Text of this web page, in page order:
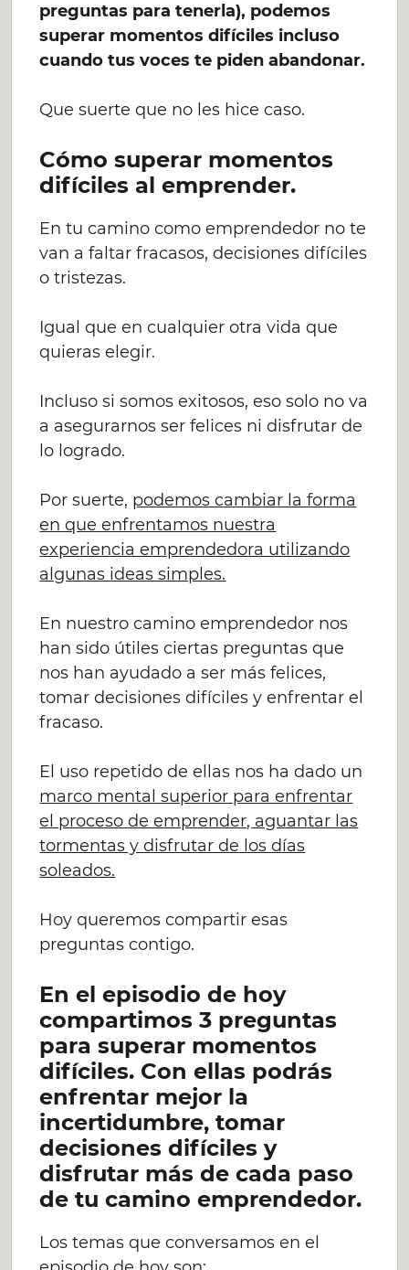
preguntas para tenerla), podemos
superar momentos difíciles incluso
cuando tus voces te piden abandonar.
Que suerte que no les hice caso.
Cómo superar momentos
difíciles al emprender.
En tu camino como emprendedor no te
van a faltar fracasos, decisiones difíciles
o tristezas.
Igual que en cualquier otra vida que
quieras elegir.
Incluso si somos exitosos, eso solo no va
a asegurarnos ser felices ni disfrutar de
lo logrado.
Por suerte, podemos cambiar la forma
en que enfrentamos nuestra
experiencia emprendedora utilizando
algunas ideas simples.
En nuestro camino emprendedor nos
han sido útiles ciertas preguntas que
nos han ayudado a ser más felices,
tomar decisiones difíciles y enfrentar el
fracaso.
El uso repetido de ellas nos ha dado un
marco mental superior para enfrentar
el proceso de emprender, aguantar las
tormentas y disfrutar de los días
soleados.
Hoy queremos compartir esas
preguntas contigo.
En el episodio de hoy
compartimos 3 preguntas
para superar momentos
difíciles. Con ellas podrás
enfrentar mejor la
incertidumbre, tomar
decisiones difíciles y
disfrutar más de cada paso
de tu camino emprendedor.
Los temas que conversamos en el